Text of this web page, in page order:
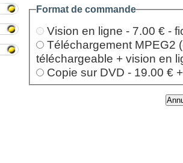
Format de commande
Vision en ligne - 7.00 € -
Téléchargement MPEG2
téléchargeable + vision en
Copie sur DVD - 19.00 €